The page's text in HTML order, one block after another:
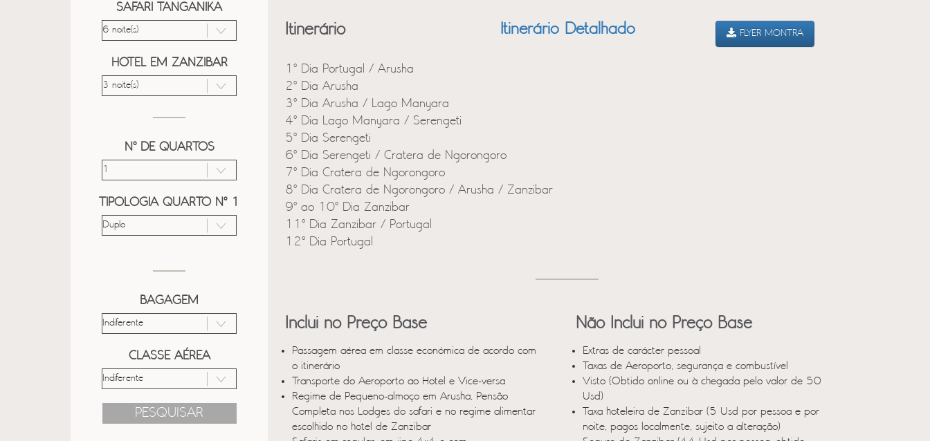
SAFARI TANGANIKA
HOTEL EM ZANZIBAR
Nº DE QUARTOS
TIPOLOGIA QUARTO Nº 1
BAGAGEM
CLASSE AÉREA
PESQUISAR
Itinerário Itinerário Detalhado FLYER MONTRA
1º Dia Portugal / Arusha
2º Dia Arusha
3º Dia Arusha / Lago Manyara
4º Dia Lago Manyara / Serengeti
5º Dia Serengeti
6º Dia Serengeti / Cratera de Ngorongoro
7º Dia Cratera de Ngorongoro
8º Dia Cratera de Ngorongoro / Arusha / Zanzibar
9º ao 10º Dia Zanzibar
11º Dia Zanzibar / Portugal
12º Dia Portugal
Inclui no Preço Base
Passagem aérea em classe económica de acordo com
o itinerário
Transporte do Aeroporto ao Hotel e Vice-versa
Regime de Pequeno-almoço em Arusha, Pensão
Completa nos Lodges do safari e no regime alimentar
escolhido no hotel de Zanzibar
Não Inclui no Preço Base
Extras de carácter pessoal
Taxas de Aeroporto, segurança e combustível
Visto (Obtido online ou à chegada pelo valor de 50
Usd)
Taxa hoteleira de Zanzibar (5 Usd por pessoa e por
noite, pagos localmente, sujeito a alteração)